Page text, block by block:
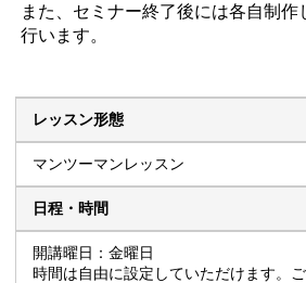
また、セミナー終了後には各自制作
行います。
レッスン形態
マンツーマンレッスン
日程・時間
開講曜日：金曜日
時間は自由に設定していただけます。ご